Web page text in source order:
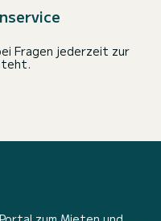
Fragen jederzeit zur